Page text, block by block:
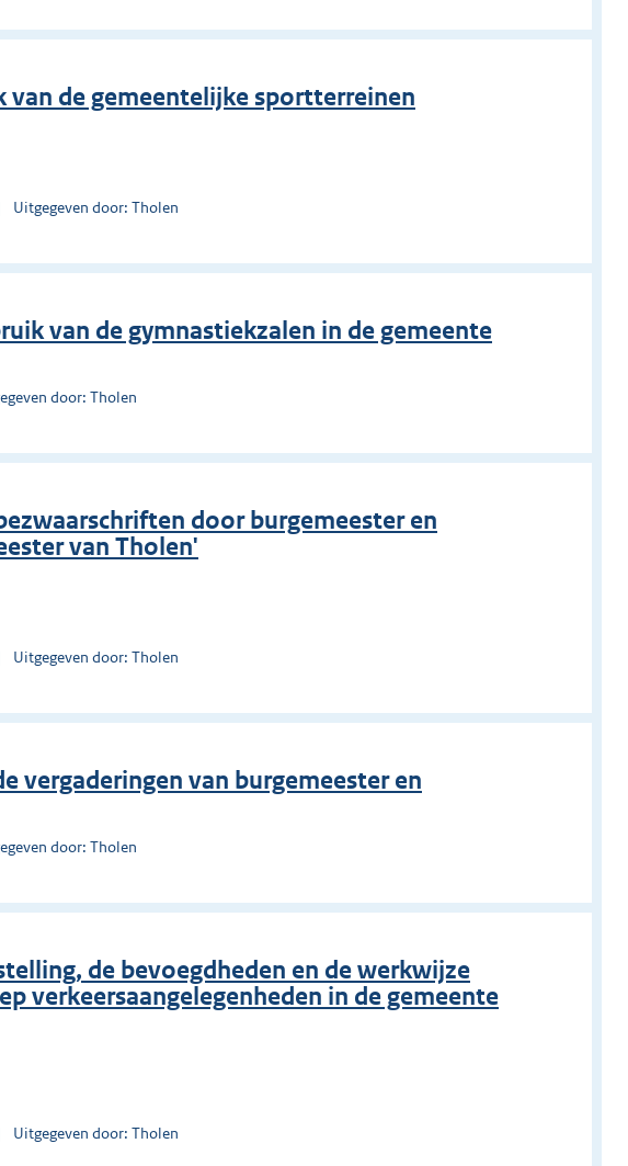
van de gemeentelijke sportterreinen
Uitgegeven door: Tholen
van de gymnastiekzalen in de gemeente
door: Tholen
door burgemeester en
van Tholen'
Uitgegeven door: Tholen
vergaderingen van burgemeester en
door: Tholen
de bevoegdheden en de werkwijze
verkeersaangelegenheden in de gemeente
Uitgegeven door: Tholen